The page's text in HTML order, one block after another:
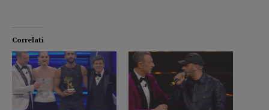
Correlati